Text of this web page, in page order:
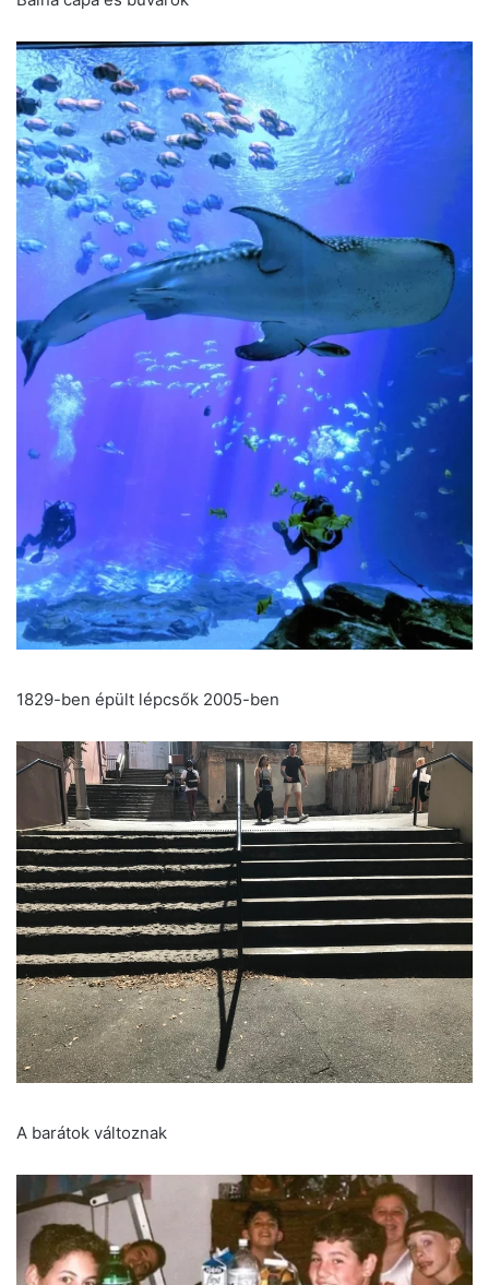
1829-ben épült lépcsők 2005-ben
A barátok változnak